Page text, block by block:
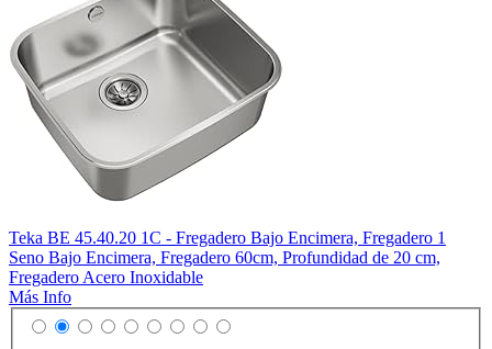
Teka BE 45.40.20 1C - Fregadero Bajo Encimera, Fregadero 1
Seno Bajo Encimera, Fregadero 60cm, Profundidad de 20 cm,
Fregadero Acero Inoxidable
Más Info